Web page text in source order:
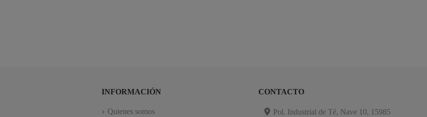
INFORMACIÓN
Quienes somos
CONTACTO
Pol. Industrial de Té, Nave 10, 15985